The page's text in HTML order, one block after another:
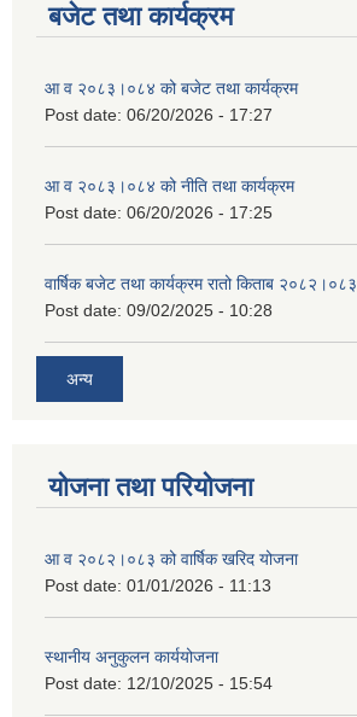
बजेट तथा कार्यक्रम
आ व २०८३।०८४ को बजेट तथा कार्यक्रम
Post date: 06/20/2026 - 17:27
आ व २०८३।०८४ को नीति तथा कार्यक्रम
Post date: 06/20/2026 - 17:25
वार्षिक बजेट तथा कार्यक्रम रातो किताब २०८२।०८३
Post date: 09/02/2025 - 10:28
अन्य
योजना तथा परियोजना
आ व २०८२।०८३ को वार्षिक खरिद योजना
Post date: 01/01/2026 - 11:13
स्थानीय अनुकुलन कार्ययोजना
Post date: 12/10/2025 - 15:54